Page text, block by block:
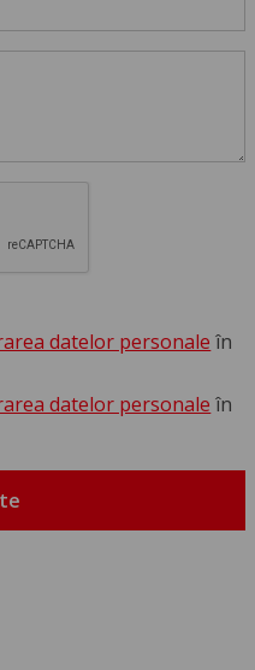
datelor personale în
datelor personale în